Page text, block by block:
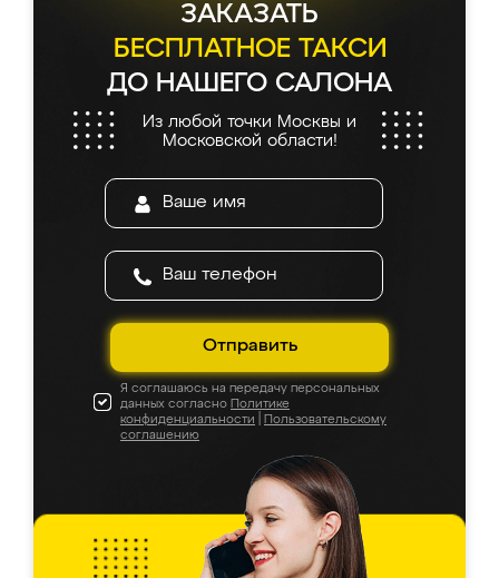
ЗАКАЗАТЬ
БЕСПЛАТНОЕ ТАКСИ
ДО НАШЕГО САЛОНА
Из любой точки Москвы и
Московской области!
Отправить
Я соглашаюсь на передачу персональных
данных согласно Политике
конфиденциальности
Пользовательскому
соглашению